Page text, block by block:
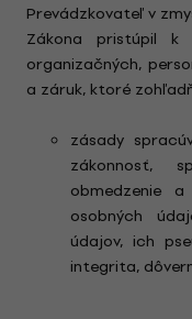
Prevádzkovateľ v
Zákona pristúpil k
organizačných,
a záruk, ktoré
zásady
zákonnosť,
obmedzenie
osobných
údajov, ich
integrita,